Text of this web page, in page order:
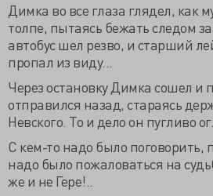
Димка во все глаза глядел, как
толпе, пытаясь бежать следом
автобус шел резво, и старший
пропал из виду...
Через остановку Димка сошел и
отправился назад, стараясь
Невского. То и дело он пугливо
С кем-то надо было поговорить,
надо было пожаловаться на
же и не Гере!..